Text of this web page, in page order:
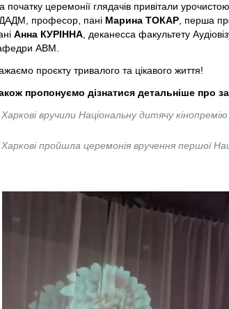
початку церемонії глядачів привітали
професор, пані Марина ТОКАР , перша
Анна КУРІННА , деканесса факультету
АВМ.
проєкту тривалого та цікавого життя!
пропонуємо дізнатися детальніше про
вручили Національну дитячу
пройшла церемонія вручення першої